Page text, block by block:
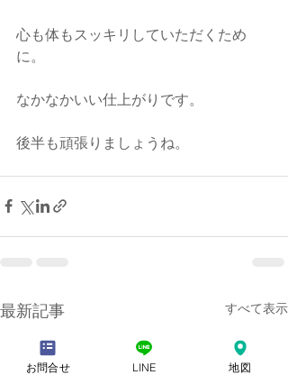
心も体もスッキリしていただくため
に。
なかなかいい仕上がりです。
後半も頑張りましょうね。
最新記事 すべて表示
お問合せ LINE 地図